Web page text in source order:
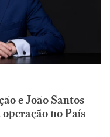
e João Santos
no País